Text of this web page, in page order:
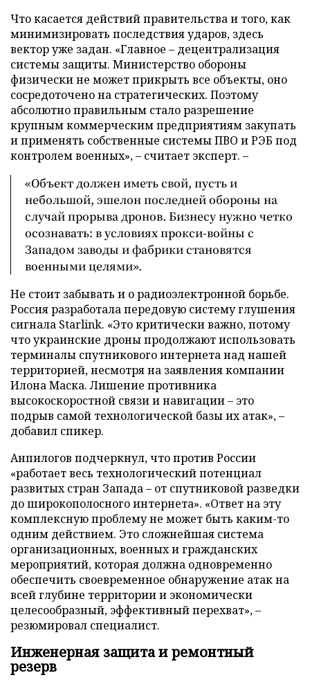
Что касается действий правительства и того, как
минимизировать последствия ударов, здесь
вектор уже задан. «Главное – децентрализация
системы защиты. Министерство обороны
физически не может прикрыть все объекты, оно
сосредоточено на стратегических. Поэтому
абсолютно правильным стало разрешение
крупным коммерческим предприятиям закупать
и применять собственные системы ПВО и РЭБ под
контролем военных», – считает эксперт. –
«Объект должен иметь свой, пусть и
небольшой, эшелон последней обороны на
случай прорыва дронов. Бизнесу нужно четко
осознавать: в условиях прокси-войны с
Западом заводы и фабрики становятся
военными целями».
Не стоит забывать и о радиоэлектронной борьбе.
Россия разработала передовую систему глушения
сигнала Starlink. «Это критически важно, потому
что украинские дроны продолжают использовать
терминалы спутникового интернета над нашей
территорией, несмотря на заявления компании
Илона Маска. Лишение противника
высокоскоростной связи и навигации – это
подрыв самой технологической базы их атак», –
добавил спикер.
Анпилогов подчеркнул, что против России
«работает весь технологический потенциал
развитых стран Запада – от спутниковой разведки
до широкополосного интернета». «Ответ на эту
комплексную проблему не может быть каким-то
одним действием. Это сложнейшая система
организационных, военных и гражданских
мероприятий, которая должна одновременно
обеспечить своевременное обнаружение атак на
всей глубине территории и экономически
целесообразный, эффективный перехват», –
резюмировал специалист.
Инженерная защита и ремонтный
резерв